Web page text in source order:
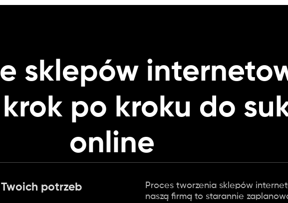
sklepów
po kroku do
online
potrzeb
Proces tworzenia sklepów
naszą firmą to starannie